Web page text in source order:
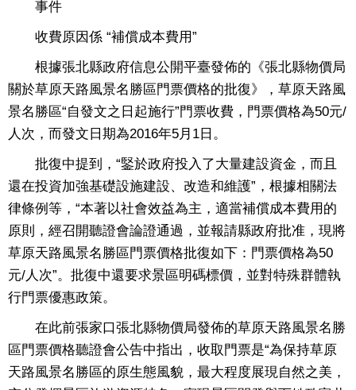
事件
收費原因係 “補償成本費用”
根據張北縣政府信息公開平臺發佈的《張北縣物價局
關於草原天路風景名勝區門票價格的批復》，草原天路風
景名勝區“自發文之日起施行”門票收費，門票價格為50元/
人次，而發文日期為2016年5月1日。
批復中提到，“鋻於政府投入了大量建設資金，而且
還在投資加強基礎設施建設、改造和維護”，根據相關法
律條例等，“本著以社會效益為主，適當補償成本費用的
原則，經召開聽證會論證通過，並報請縣政府批准，現將
草原天路風景名勝區門票價格批復如下：門票價格為50
元/人次”。批復中還要求景區明碼標價，並對特殊群體執
行門票優惠政策。
在此前張家口張北縣物價局發佈的草原天路風景名勝
區門票價格聽證會公告中指出，收取門票是“為保持草原
天路風景名勝區的原生態風貌，最大程度展現自然之美，